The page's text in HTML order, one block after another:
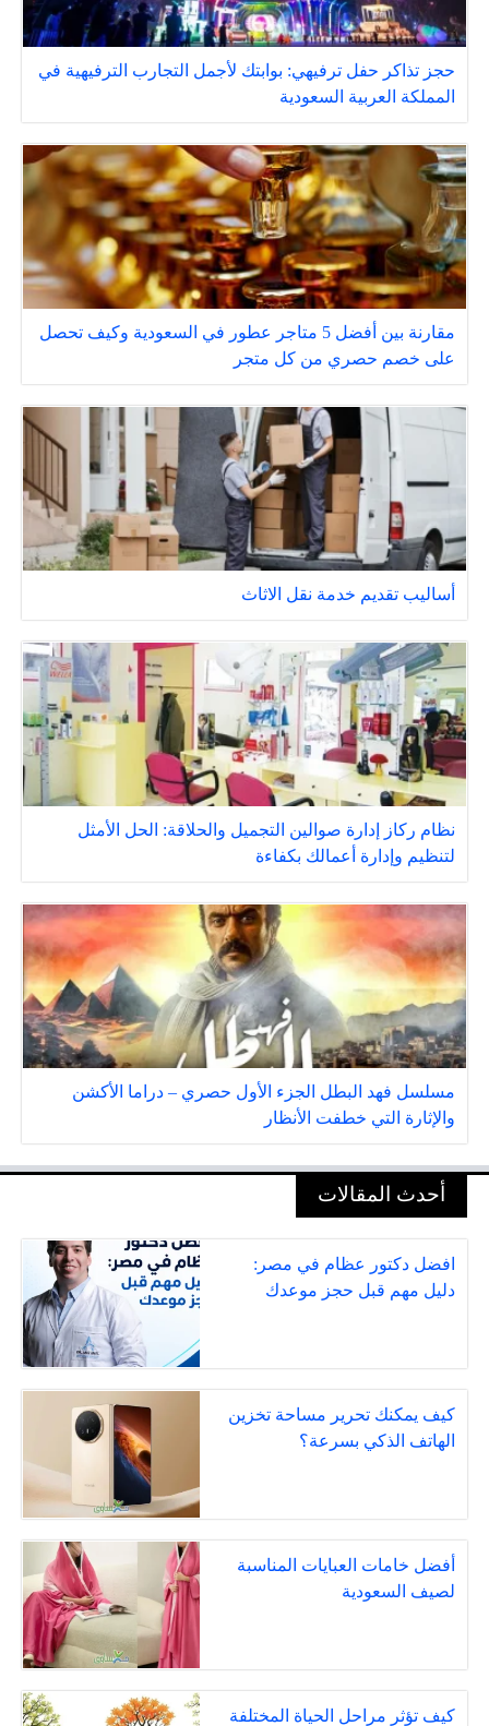
حجز تذاكر حفل ترفيهي: بوابتك لأجمل التجارب الترفيهية في
المملكة العربية السعودية
مقارنة بين أفضل 5 متاجر عطور في السعودية وكيف تحصل
على خصم حصري من كل متجر
أساليب تقديم خدمة نقل الاثاث
نظام ركاز إدارة صوالين التجميل والحلاقة: الحل الأمثل
لتنظيم وإدارة أعمالك بكفاءة
مسلسل فهد البطل الجزء الأول حصري – دراما الأكشن
والإثارة التي خطفت الأنظار
أحدث المقالات
افضل دكتور عظام في مصر:
دليل مهم قبل حجز موعدك
كيف يمكنك تحرير مساحة تخزين
الهاتف الذكي بسرعة؟
أفضل خامات العبايات المناسبة
لصيف السعودية
كيف تؤثر مراحل الحياة المختلفة